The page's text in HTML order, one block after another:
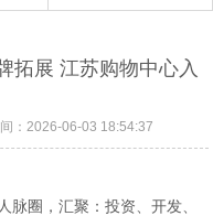
拓展 江苏购物中心入
：2026-06-03 18:54:37
圈，汇聚：投资、开发、